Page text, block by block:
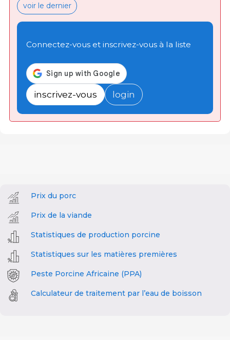
voir le dernier
Connectez-vous et inscrivez-vous à la liste
inscrivez-vous login
Prix du porc
Prix de la viande
Statistiques de production porcine
Statistiques sur les matières premières
Peste Porcine Africaine (PPA)
Calculateur de traitement par l’eau de boisson